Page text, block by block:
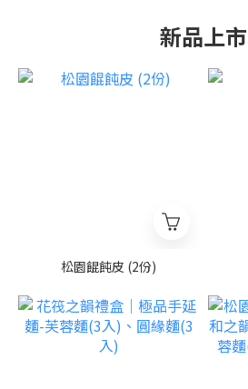
新品上市
松園餛飩皮 (2份)